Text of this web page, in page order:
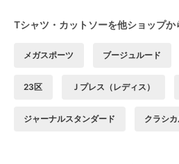
Tシャツ・カットソーを他ショップか
メガスポーツ ブージュルード
23区 Ｊプレス（レディス）
ジャーナルスタンダード クラシ